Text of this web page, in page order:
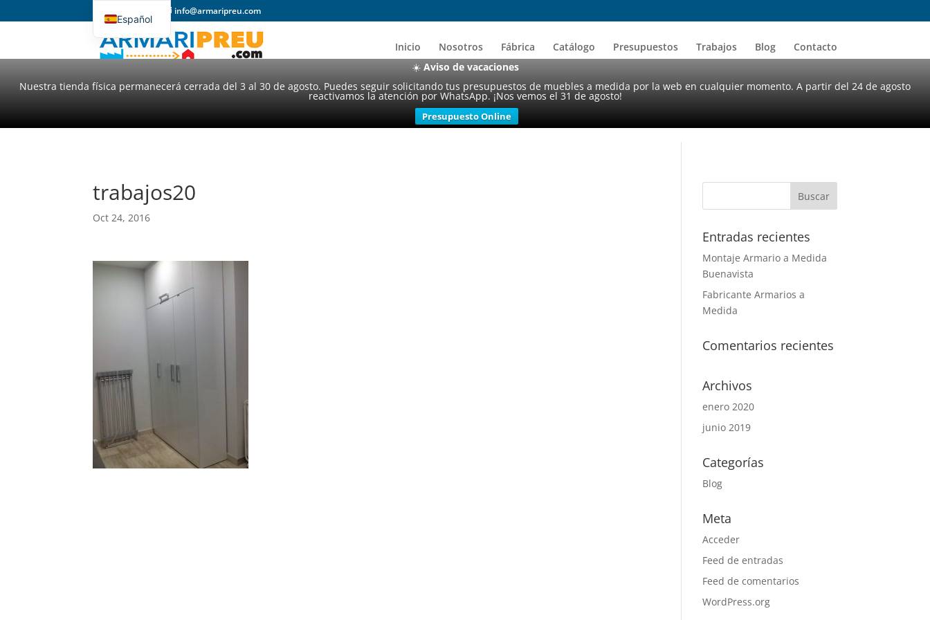
☀️ Aviso de vacaciones
Nuestra tienda física permanecerá cerrada del 3 al 30 de agosto. Puedes seguir solicitando tus presupuestos de muebles a medida por la web en cualquier momento. A partir del 24 de agosto
reactivamos la atención por WhatsApp. ¡Nos vemos el 31 de agosto!
Presupuesto Online
info@armaripreu.com
Inicio Nosotros Fábrica Catálogo Presupuestos Trabajos Blog Contacto
trabajos20
Oct 24, 2016
Entradas recientes
Montaje Armario a Medida
Buenavista
Fabricante Armarios a
Medida
Comentarios recientes
Archivos
enero 2020
junio 2019
Categorías
Blog
Meta
Acceder
Feed de entradas
Feed de comentarios
WordPress.org
Español
Català